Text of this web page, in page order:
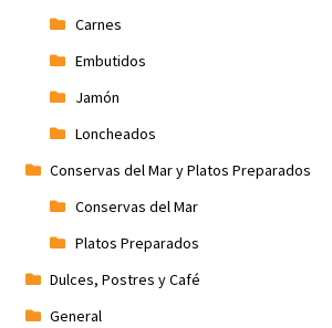
Carnes
Embutidos
Jamón
Loncheados
Conservas del Mar y Platos Preparados
Conservas del Mar
Platos Preparados
Dulces, Postres y Café
General